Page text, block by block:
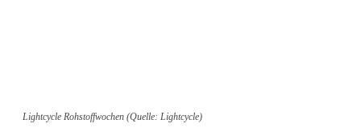
Lightcycle Rohstoffwochen (Quelle: Lightcycle)